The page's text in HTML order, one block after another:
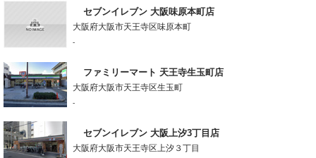
セブンイレブン 大阪味原本町店
大阪府大阪市天王寺区味原本町
-
ファミリーマート 天王寺生玉町店
大阪府大阪市天王寺区生玉町
-
セブンイレブン 大阪上汐3丁目店
大阪府大阪市天王寺区上汐３丁目